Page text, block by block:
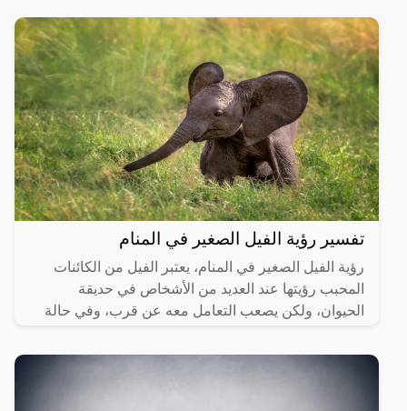
تفسير رؤية الفيل الصغير في المنام
رؤية الفيل الصغير في المنام، يعتبر الفيل من الكائنات
المحبب رؤيتها عند العديد من الأشخاص في حديقة
الحيوان، ولكن يصعب التعامل معه عن قرب، وفي حالة